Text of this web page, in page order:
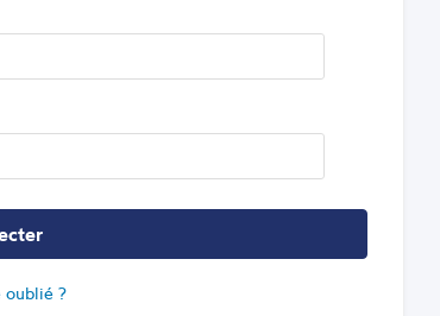
oublié ?